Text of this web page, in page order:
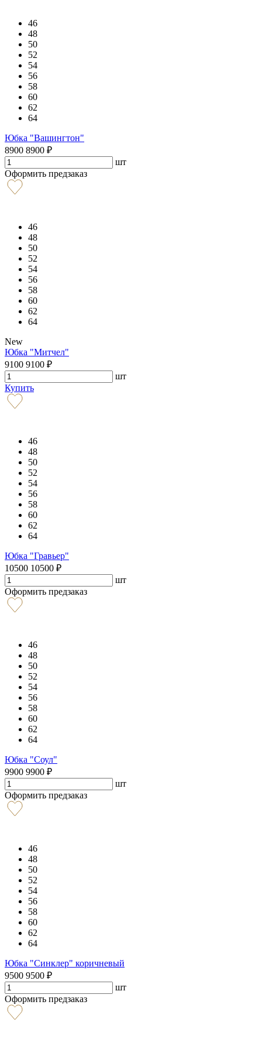
46
48
50
52
54
56
58
60
62
64
Юбка "Вашингтон"
8900 8900 ₽
шт
Оформить предзаказ
46
48
50
52
54
56
58
60
62
64
New
Юбка "Митчел"
9100 9100 ₽
шт
Купить
46
48
50
52
54
56
58
60
62
64
Юбка "Гравьер"
10500 10500 ₽
шт
Оформить предзаказ
46
48
50
52
54
56
58
60
62
64
Юбка "Соул"
9900 9900 ₽
шт
Оформить предзаказ
46
48
50
52
54
56
58
60
62
64
Юбка "Синклер" коричневый
9500 9500 ₽
шт
Оформить предзаказ